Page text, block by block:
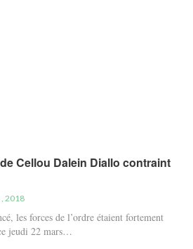
Cellou Dalein Diallo contraint
2018
les forces de l’ordre étaient fortement
jeudi 22 mars…